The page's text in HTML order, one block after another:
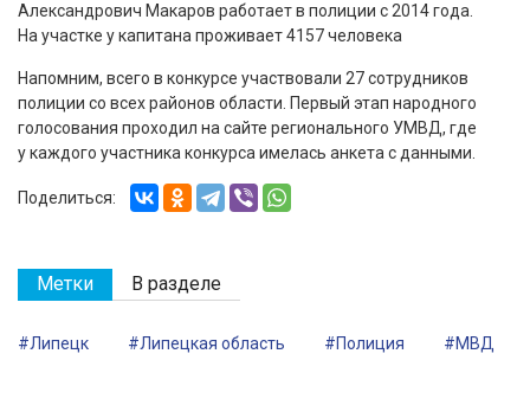
Александрович Макаров работает в полиции с 2014 года.
На участке у капитана проживает 4157 человека
Напомним, всего в конкурсе участвовали 27 сотрудников
полиции со всех районов области. Первый этап народного
голосования проходил на сайте регионального УМВД, где
у каждого участника конкурса имелась анкета с данными.
Поделиться:
Метки В разделе
#Липецк #Липецкая область #Полиция #МВД